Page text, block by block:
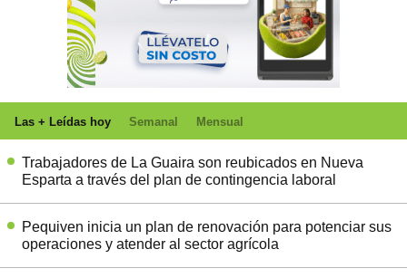
Las + Leídas hoy Semanal Mensual
Trabajadores de La Guaira son reubicados en Nueva
Esparta a través del plan de contingencia laboral
Pequiven inicia un plan de renovación para potenciar sus
operaciones y atender al sector agrícola